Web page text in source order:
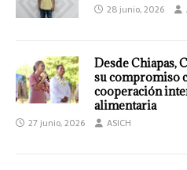
28 junio, 2026
Desde Chiapas,
su compromiso
cooperación
alimentaria
27 junio, 2026 ASICH